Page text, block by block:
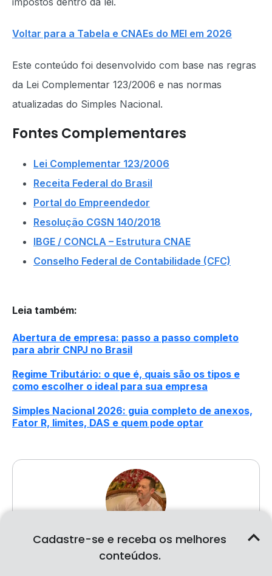
Voltar para a Tabela e CNAEs do MEI em 2026
Este conteúdo foi desenvolvido com base nas regras
da Lei Complementar 123/2006 e nas normas
atualizadas do Simples Nacional.
Fontes Complementares
Lei Complementar 123/2006
Receita Federal do Brasil
Portal do Empreendedor
Resolução CGSN 140/2018
IBGE / CONCLA – Estrutura CNAE
Conselho Federal de Contabilidade (CFC)
Leia também:
Abertura de empresa: passo a passo completo
para abrir CNPJ no Brasil
Regime Tributário: o que é, quais são os tipos e
como escolher o ideal para sua empresa
Simples Nacional 2026: guia completo de anexos,
Fator R, limites, DAS e quem pode optar
Cadastre-se e receba os melhores
conteúdos.